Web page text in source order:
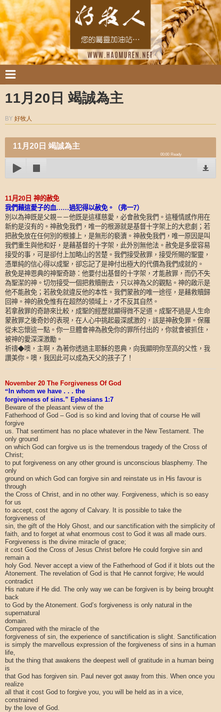
11月20日 竭誠為主
BY 好牧人
11月20日 竭誠為主
00:00 Ready
11月 20 日 神的赦免
我們藉這愛子的血……過犯得以赦免。（弗一7）
別以為神既是父親－－他既是這樣慈愛，必會赦免我們。這種情感作用在
新約是沒有的。神赦免我們，唯一的根源就是基督十字架上的大悲劇；若
把赦免放在任何別的根據上，是無形的褻瀆。神赦免我們，唯一原因是叫
我們重生與他和好，是藉基督的十字架，此外別無他法。赦免是多麼容易
接受的事，可是卻付上加略山的苦楚。我們接受赦罪，接受所賜的聖靈，
憑單純的信心得以成聖，卻忘記了是神付出極大的代價為我們成就的。
赦免是神恩典的神聖奇跡：他要付出基督的十字架，才能赦罪，而仍不失
為聖潔的神。切勿接受一個把救贖刪去，只以神為父的觀點。神的啟示是
他不能赦免；若赦免就違反他的本性。我們蒙赦的唯一途徑，是藉救贖歸
回神。神的赦免惟有在超然的領域上，才不反其自然。
若拿赦罪的奇跡來比較，成聖的經歷就顯得微不足道。成聖不過是人生命
蒙赦罪之後奇妙的表現，在人心中挑起最深感激的，該是神赦免罪。保羅
從未忘懷這一點。你一旦體會神為赦免你的罪所付出的，你就會被抓住，
被神的愛深深激勵。
祈禱◆噢，主啊，為著你透過主耶穌的恩典，向我顯明你至高的父性，我
讚美你。噢，我因此可以成為天父的孩子了！
November 20 The Forgiveness Of God
“ In whom we have . . . the
forgiveness of sins.” Ephesians 1:7
Beware of the pleasant view of the
Fatherhood of God – God is so kind and loving that of course He will
forgive
us. That sentiment has no place whatever in the New Testament. The
only ground
on which God can forgive us is the tremendous tragedy of the Cross of
Christ;
to put forgiveness on any other ground is unconscious blasphemy. The
only
ground on which God can forgive sin and reinstate us in His favour is
through
the Cross of Christ, and in no other way. Forgiveness, which is so easy
for us
to accept, cost the agony of Calvary. It is possible to take the
forgiveness of
sin, the gift of the Holy Ghost, and our sanctification with the simplicity of
faith, and to forget at what enormous cost to God it was all made ours.
Forgiveness is the divine miracle of grace;
it cost God the Cross of Jesus Christ before He could forgive sin and
remain a
holy God. Never accept a view of the Fatherhood of God if it blots out the
Atonement. The revelation of God is that He cannot forgive; He would
contradict
His nature if He did. The only way we can be forgiven is by being brought
back
to God by the Atonement. God’s forgiveness is only natural in the
supernatural
domain.
Compared with the miracle of the
forgiveness of sin, the experience of sanctification is slight. Sanctification
is simply the marvellous expression of the forgiveness of sins in a human
life,
but the thing that awakens the deepest well of gratitude in a human being
is
that God has forgiven sin. Paul never got away from this. When once you
realize
all that it cost God to forgive you, you will be held as in a vice,
constrained
by the love of God.